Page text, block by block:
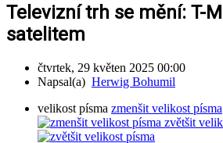
Televizní trh se mění: T-
satelitem
čtvrtek, 29 květen 2025 00:00
Napsal(a) Herwig Bohumil
velikost písma zmenšit velikost písma
zvětšit